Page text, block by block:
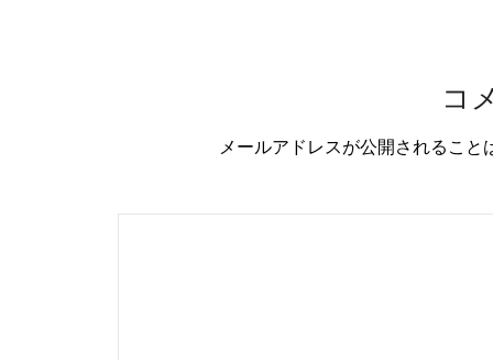
コ
メールアドレスが公開されること